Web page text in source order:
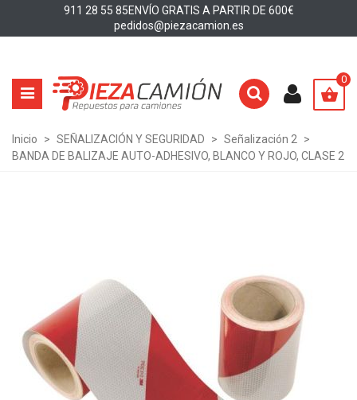
911 28 55 85ENVÍO GRATIS A PARTIR DE 600€
pedidos@piezacamion.es
0
Inicio > SEÑALIZACIÓN Y SEGURIDAD > Señalización 2 >
BANDA DE BALIZAJE AUTO-ADHESIVO, BLANCO Y ROJO, CLASE 2